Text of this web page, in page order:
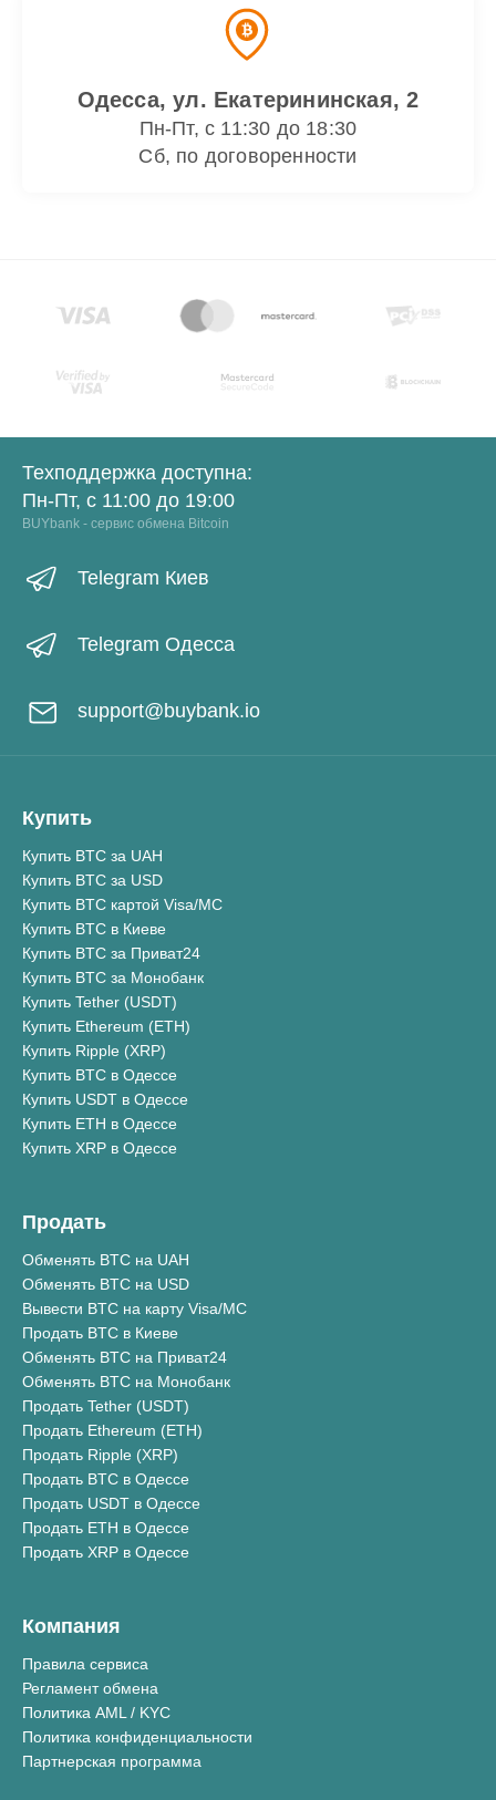
Одесса, ул. Екатерининская, 2
Пн-Пт, с 11:30 до 18:30
Сб, по договоренности
Техподдержка доступна:
Пн-Пт, с 11:00 до 19:00
BUYbank - сервис обмена Bitcoin
Telegram Киев
Telegram Одесса
support@buybank.io
Купить
Купить BTC за UAH
Купить BTC за USD
Купить BTC картой Visa/MC
Купить BTC в Киеве
Купить BTC за Приват24
Купить BTC за Монобанк
Купить Tether (USDT)
Купить Ethereum (ETH)
Купить Ripple (XRP)
Купить BTC в Одессе
Купить USDT в Одессе
Купить ETH в Одессе
Купить XRP в Одессе
Продать
Обменять BTC на UAH
Обменять BTC на USD
Вывести BTC на карту Visa/MC
Продать BTC в Киеве
Обменять BTC на Приват24
Обменять BTC на Монобанк
Продать Tether (USDT)
Продать Ethereum (ETH)
Продать Ripple (XRP)
Продать BTC в Одессе
Продать USDT в Одессе
Продать ETH в Одессе
Продать XRP в Одессе
Компания
Правила сервиса
Регламент обмена
Политика AML / KYC
Политика конфиденциальности
Партнерская программа